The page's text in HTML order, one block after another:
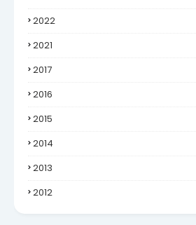
2022
2021
2017
2016
2015
2014
2013
2012